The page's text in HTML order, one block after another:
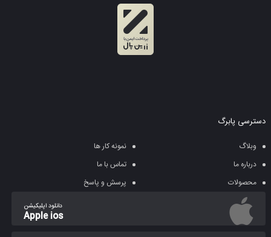
دسترسی پابرگ
وبلاگ
نمونه کار ها
درباره ما
تماس با ما
محصولات
پرسش و پاسخ
دانلود اپلیکیشن
Apple ios